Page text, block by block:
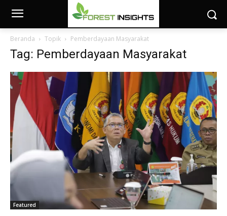
Beranda Topik Pemberdayaan Masyarakat
Tag: Pemberdayaan Masyarakat
Featured